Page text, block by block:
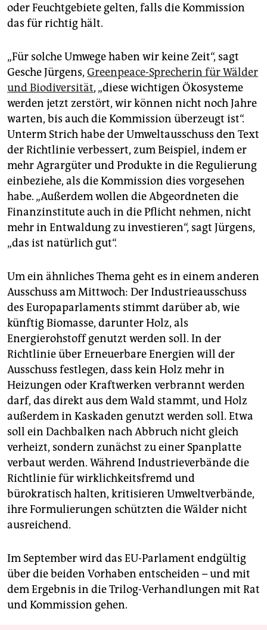
oder Feuchtgebiete gelten, falls die Kommission
das für richtig hält.
„Für solche Umwege haben wir keine Zeit“, sagt
Gesche Jürgens, Greenpeace-Sprecherin für Wälder
und Biodiversität, „diese wichtigen Ökosysteme
werden jetzt zerstört, wir können nicht noch Jahre
warten, bis auch die Kommission überzeugt ist“.
Unterm Strich habe der Umweltausschuss den Text
der Richtlinie verbessert, zum Beispiel, indem er
mehr Agrargüter und Produkte in die Regulierung
einbeziehe, als die Kommission dies vorgesehen
habe. „Außerdem wollen die Abgeordneten die
Finanzinstitute auch in die Pflicht nehmen, nicht
mehr in Entwaldung zu investieren“, sagt Jürgens,
„das ist natürlich gut“.
Um ein ähnliches Thema geht es in einem anderen
Ausschuss am Mittwoch: Der Industrieausschuss
des Europaparlaments stimmt darüber ab, wie
künftig Biomasse, darunter Holz, als
Energierohstoff genutzt werden soll. In der
Richtlinie über Erneuerbare Energien will der
Ausschuss festlegen, dass kein Holz mehr in
Heizungen oder Kraftwerken verbrannt werden
darf, das direkt aus dem Wald stammt, und Holz
außerdem in Kaskaden genutzt werden soll. Etwa
soll ein Dachbalken nach Abbruch nicht gleich
verheizt, sondern zunächst zu einer Spanplatte
verbaut werden. Während Industrieverbände die
Richtlinie für wirklichkeitsfremd und
bürokratisch halten, kritisieren Umweltverbände,
ihre Formulierungen schützten die Wälder nicht
ausreichend.
Im September wird das EU-Parlament endgültig
über die beiden Vorhaben entscheiden – und mit
dem Ergebnis in die Trilog-Verhandlungen mit Rat
und Kommission gehen.